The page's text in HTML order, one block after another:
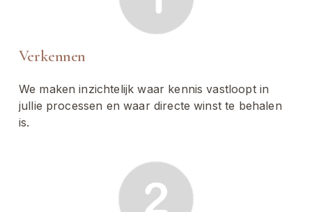
Verkennen
We maken inzichtelijk waar kennis vastloopt in
jullie processen en waar directe winst te behalen
is.